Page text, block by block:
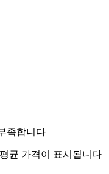
족합니다
균 가격이 표시됩니다